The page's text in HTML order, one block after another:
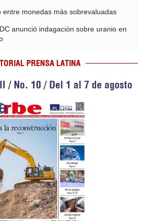
entre monedas más sobrevaluadas
anunció indagación sobre uranio en
PRENSA LATINA
/ No. 10 / Del 1 al 7 de agosto